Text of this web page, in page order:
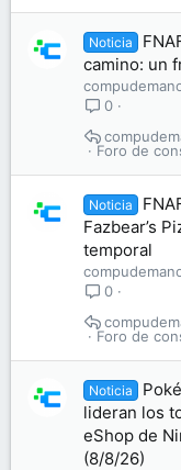
Noticia
camino: un
0
Foro de
Noticia
Fazbear’s
temporal
0
Foro de
Noticia
lideran los
eShop de
(8/8/26)